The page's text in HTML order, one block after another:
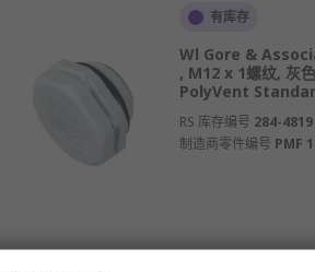
有库存
Wl Gore &
, M12 x 1螺纹, 灰
PolyVent
RS 库存编号 284-4819
制造商零件编号 PMF